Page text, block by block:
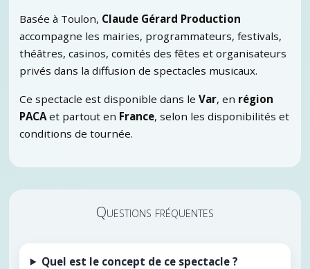
Basée à Toulon, Claude Gérard Production
accompagne les mairies, programmateurs, festivals,
théâtres, casinos, comités des fêtes et organisateurs
privés dans la diffusion de spectacles musicaux.
Ce spectacle est disponible dans le Var, en région
PACAet partout en France, selon les disponibilités et
conditions de tournée.
Questions fréquentes
Quel est le concept de ce spectacle ?